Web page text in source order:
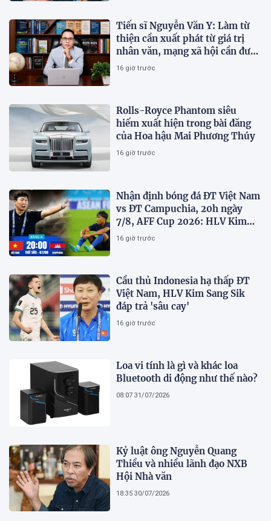
Tiến sĩ Nguyễn Văn Y: Làm từ
thiện cần xuất phát từ giá trị
nhân văn, mạng xã hội cần được
sử dụng bằng văn hóa và trách
16 giờ trước
Rolls-Royce Phantom siêu
hiếm xuất hiện trong bài đăng
của Hoa hậu Mai Phương Thúy
16 giờ trước
Nhận định bóng đá ĐT Việt Nam
vs ĐT Campuchia, 20h ngày
7/8, AFF Cup 2026: HLV Kim
Sang-sik tiết lộ kế hoạch nhân
16 giờ trước
Cầu thủ Indonesia hạ thấp ĐT
Việt Nam, HLV Kim Sang Sik
đáp trả 'sâu cay'
16 giờ trước
Loa vi tính là gì và khác loa
Bluetooth di động như thế nào?
08:07 31/07/2026
Kỷ luật ông Nguyễn Quang
Thiều và nhiều lãnh đạo NXB
Hội Nhà văn
18:35 30/07/2026